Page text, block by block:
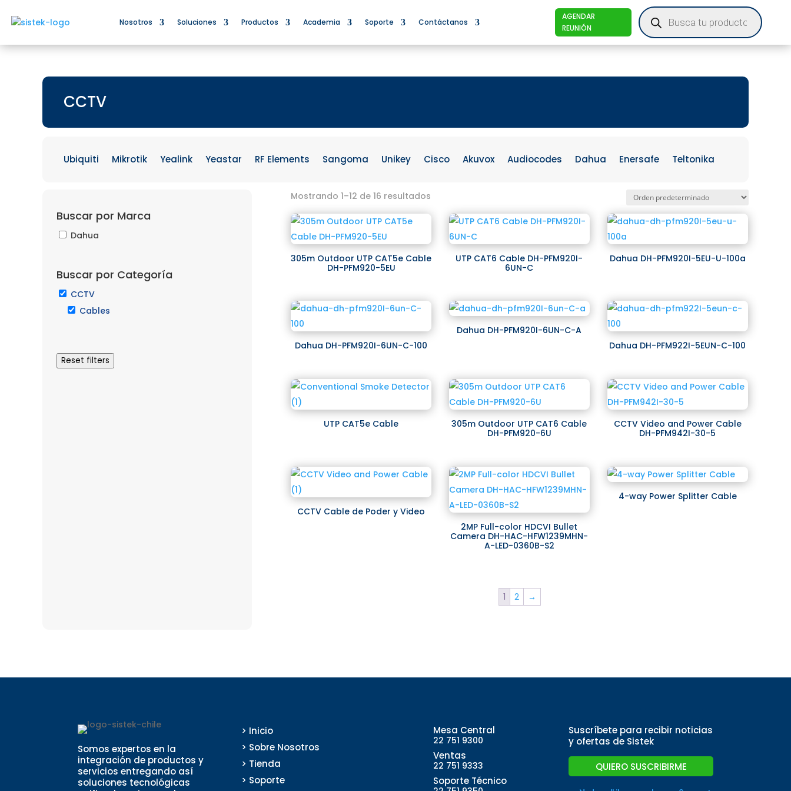
Nosotros Soluciones Productos Academia Soporte Contáctanos
AGENDAR
REUNIÓN
Products
search
CCTV
Ubiquiti Mikrotik Yealink Yeastar RF Elements Sangoma Unikey Cisco Akuvox Audiocodes Dahua Enersafe Teltonika
Buscar por Marca
Dahua
Buscar por Categoría
CCTV
Cables
Reset filters
Mostrando 1–12 de 16 resultados
305m Outdoor UTP CAT5e Cable
DH-PFM920-5EU
UTP CAT6 Cable DH-PFM920I-
6UN-C
Dahua DH-PFM920I-5EU-U-100a
Dahua DH-PFM920I-6UN-C-100
Dahua DH-PFM920I-6UN-C-A
Dahua DH-PFM922I-5EUN-C-100
UTP CAT5e Cable
305m Outdoor UTP CAT6 Cable
DH-PFM920-6U
CCTV Video and Power Cable
DH-PFM942I-30-5
CCTV Cable de Poder y Video
2MP Full-color HDCVI Bullet
Camera DH-HAC-HFW1239MHN-
A-LED-0360B-S2
4-way Power Splitter Cable
1 2 →
Somos expertos en la
integración de productos y
servicios entregando así
soluciones tecnológicas
> Inicio
> Sobre Nosotros
> Tienda
> Soporte
Mesa Central
22 751 9300
Ventas
22 751 9333
Soporte Técnico
Suscríbete para recibir noticias
y ofertas de Sistek
QUIERO SUSCRIBIRME